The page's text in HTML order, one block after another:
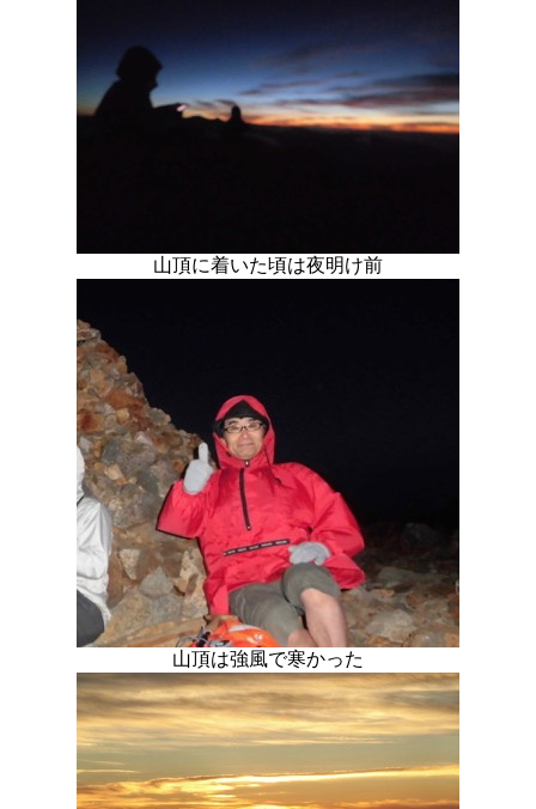
山頂に着いた頃は夜明け前
山頂は強風で寒かった